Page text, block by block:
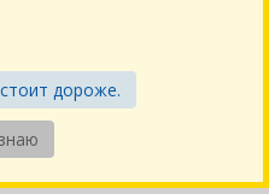
дороже.